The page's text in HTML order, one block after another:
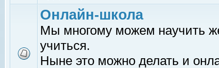
Онлайн-школа
Мы многому можем научить
учиться.
Ныне это можно делать и